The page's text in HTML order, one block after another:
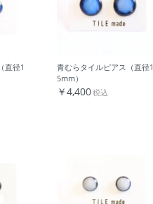
直径1
青むらタイルピアス（直径1
5mm）
￥4,400税込